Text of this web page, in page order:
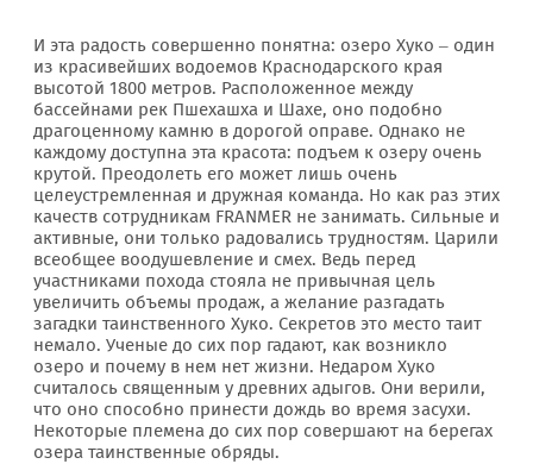
И эта радость совершенно понятна: озеро Хуко – один
из красивейших водоемов Краснодарского края
высотой 1800 метров. Расположенное между
бассейнами рек Пшехашха и Шахе, оно подобно
драгоценному камню в дорогой оправе. Однако не
каждому доступна эта красота: подъем к озеру очень
крутой. Преодолеть его может лишь очень
целеустремленная и дружная команда. Но как раз этих
качеств сотрудникам FRANMER не занимать. Сильные и
активные, они только радовались трудностям. Царили
всеобщее воодушевление и смех. Ведь перед
участниками похода стояла не привычная цель
увеличить объемы продаж, а желание разгадать
загадки таинственного Хуко. Секретов это место таит
немало. Ученые до сих пор гадают, как возникло
озеро и почему в нем нет жизни. Недаром Хуко
считалось священным у древних адыгов. Они верили,
что оно способно принести дождь во время засухи.
Некоторые племена до сих пор совершают на берегах
озера таинственные обряды.